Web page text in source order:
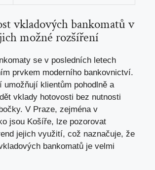
‌vkladových⁣ bankomatů v
možné rozšíření
se v posledních letech
prvkem⁤ moderního​ bankovnictví.
umožňují klientům pohodlně a
vklady hotovosti bez nutnosti
.‌ V ​Praze, zejména v
jsou Košíře, lze ⁤pozorovat
jejich ⁤využití, což naznačuje,⁤ že
⁤bankomatů je velmi